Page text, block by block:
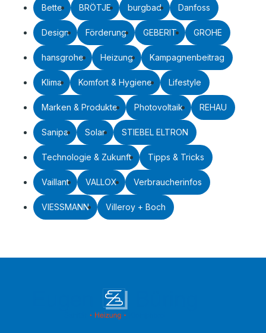
Bette BRÖTJE burgbad Danfoss
Design Förderung GEBERIT GROHE
hansgrohe Heizung Kampagnenbeitrag
Klima Komfort & Hygiene Lifestyle
Marken & Produkte Photovoltaik REHAU
Sanipa Solar STIEBEL ELTRON
Technologie & Zukunft Tipps & Tricks
Vaillant VALLOX Verbraucherinfos
VIESSMANN Villeroy + Boch